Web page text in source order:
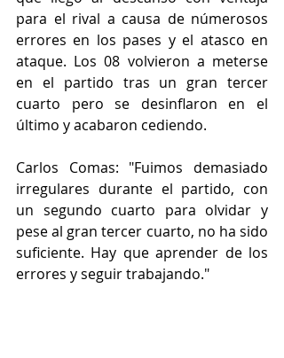
para el rival a causa de númerosos
errores en los pases y el atasco en
ataque. Los 08 volvieron a meterse
en el partido tras un gran tercer
cuarto pero se desinflaron en el
último y acabaron cediendo.
Carlos Comas: "Fuimos demasiado
irregulares durante el partido, con
un segundo cuarto para olvidar y
pese al gran tercer cuarto, no ha sido
suficiente. Hay que aprender de los
errores y seguir trabajando."